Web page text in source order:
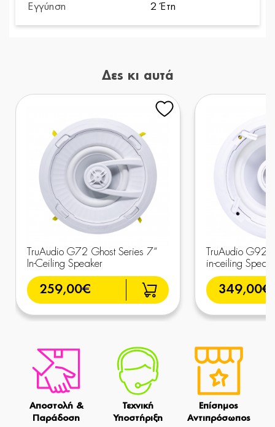
Εγγύηση 2 Έτη
Δες κι αυτά
TruAudio G72 Ghost Series 7“
In-Ceiling Speaker
259,00€
TruAudio G92
in-ceiling
349,00€
Αποστολή &
Παράδοση
Τεχνική
Υποστήριξη
Επίσημος
Αντιπρόσωπος